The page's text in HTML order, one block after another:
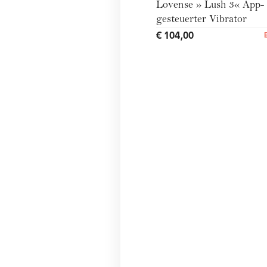
Lovense » Lush 3« App-
gesteuerter Vibrator
€ 104,00